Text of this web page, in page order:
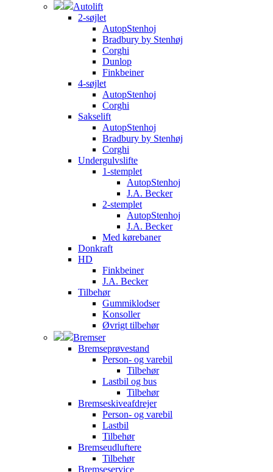
Autolift
2-søjlet
AutopStenhoj
Bradbury by Stenhøj
Corghi
Dunlop
Finkbeiner
4-søjlet
AutopStenhoj
Corghi
Sakselift
AutopStenhoj
Bradbury by Stenhøj
Corghi
Undergulvslifte
1-stemplet
AutopStenhoj
J.A. Becker
2-stemplet
AutopStenhoj
J.A. Becker
Med kørebaner
Donkraft
HD
Finkbeiner
J.A. Becker
Tilbehør
Gummiklodser
Konsoller
Øvrigt tilbehør
Bremser
Bremseprøvestand
Person- og varebil
Tilbehør
Lastbil og bus
Tilbehør
Bremseskiveafdrejer
Person- og varebil
Lastbil
Tilbehør
Bremseudluftere
Tilbehør
Bremseservice